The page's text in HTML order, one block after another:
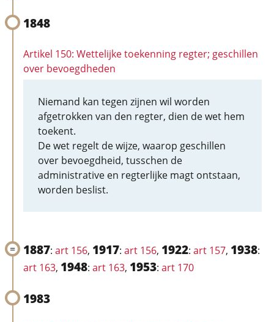
1848
Artikel 150: Wettelijke toekenning regter; geschillen
over bevoegdheden
Niemand kan tegen zijnen wil worden
afgetrokken van den regter, dien de wet hem
toekent.
De wet regelt de wijze, waarop geschillen
over bevoegdheid, tusschen de
administrative en regterlijke magt ontstaan,
worden beslist.
1887: art 156, 1917: art 156, 1922: art 157, 1938:
art 163, 1948: art 163, 1953: art 170
1983